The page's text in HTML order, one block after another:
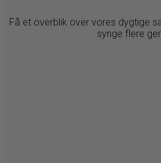
Få et overblik over vores dygtige
synge flere